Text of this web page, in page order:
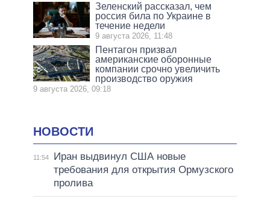
Зеленский рассказал, чем
россия била по Украине в
течение недели
9 августа 2026, 11:48
Пентагон призвал
американские оборонные
компании срочно увеличить
производство оружия
9 августа 2026, 09:18
НОВОСТИ
11:54
Иран выдвинул США новые
требования для открытия Ормузского
пролива